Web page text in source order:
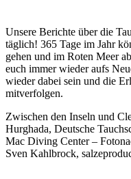
Unsere Berichte über die
täglich! 365 Tage im Jahr
gehen und im Roten Meer
euch immer wieder aufs
wieder dabei sein und die
mitverfolgen.
Zwischen den Inseln und
Hurghada, Deutsche
Mac Diving Center –
Sven Kahlbrock,